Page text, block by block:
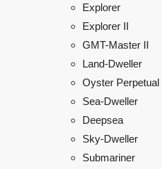
Explorer
Explorer II
GMT-Master II
Land-Dweller
Oyster Perpetual
Sea-Dweller
Deepsea
Sky-Dweller
Submariner